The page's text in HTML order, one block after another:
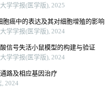
学学报(医学版), 2025
胞癌中的表达及其对细胞增殖的影响
学学报(医学版), 2024
信号失活小鼠模型的构建与验证
学学报(医学版), 2024
路及相应基因治疗
2024